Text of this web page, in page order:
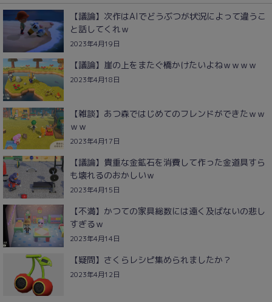
【議論】次作はAIでどうぶつが状況によって違うこ
と話してくれｗ
2023年4月19日
【議論】崖の上をまたぐ橋かけたいよねｗｗｗｗ
2023年4月18日
【雑談】あつ森ではじめてのフレンドができたｗｗ
ｗｗ
2023年4月17日
【議論】貴重な金鉱石を消費して作った金道具すら
も壊れるのおかしいｗ
2023年4月15日
【不満】かつての家具総数には遠く及ばないの悲し
すぎるｗ
2023年4月14日
【疑問】さくらレシピ集められましたか？
2023年4月12日